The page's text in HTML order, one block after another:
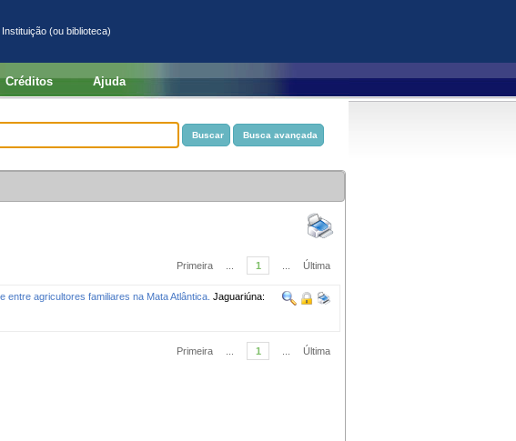
(ou biblioteca)
Créditos Ajuda
Primeira 1 Última
agricultores familiares na Mata Atlântica. Jaguariúna:
Primeira 1 Última